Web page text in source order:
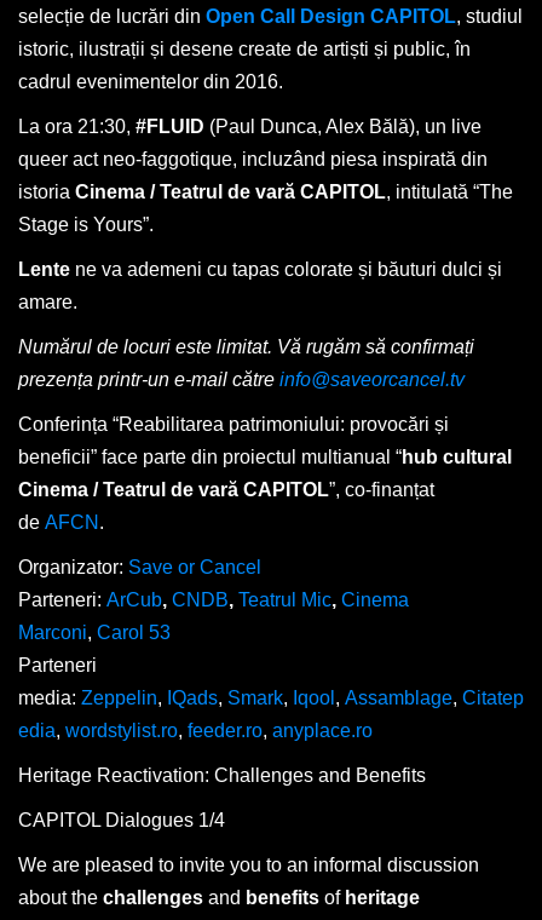
selecție de lucrări din Open Call Design CAPITOL, studiul
istoric, ilustrații și desene create de artiști și public, în
cadrul evenimentelor din 2016.
La ora 21:30, #FLUID (Paul Dunca, Alex Bălă), un live
queer act neo-faggotique, incluzând piesa inspirată din
istoria Cinema / Teatrul de vară CAPITOL, intitulată “The
Stage is Yours”.
Lente ne va ademeni cu tapas colorate și băuturi dulci și
amare.
Numărul de locuri este limitat. Vă rugăm să confirmați
prezența printr-un e-mail către info@saveorcancel.tv
Conferința “Reabilitarea patrimoniului: provocări și
beneficii” face parte din proiectul multianual “hub cultural
Cinema / Teatrul de vară CAPITOL”, co-finanțat
de AFCN .
Organizator: Save or Cancel
Parteneri: ArCub, CNDB, Teatrul Mic, Cinema
Marconi, Carol 53
Parteneri
media: Zeppelin, IQads, Smark, Iqool , Assamblage, Citatep
edia, wordstylist.ro, feeder.ro, anyplace.ro
Heritage Reactivation: Challenges and Benefits
CAPITOL Dialogues 1/4
We are pleased to invite you to an informal discussion
about the challenges and benefits of heritage